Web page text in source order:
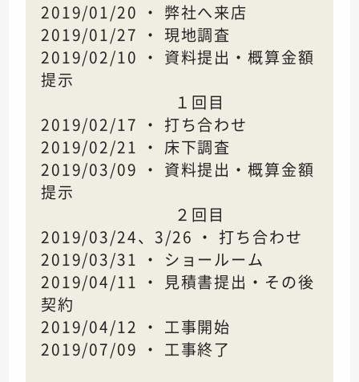
2019/01/20 ・ 弊社へ来店
2019/01/27 ・ 現地調査
2019/02/10 ・ 資料提出・概算金額
提示
１回目
2019/02/17 ・ 打ち合わせ
2019/02/21 ・ 床下調査
2019/03/09 ・ 資料提出・概算金額
提示
２回目
2019/03/24、3/26 ・ 打ち合わせ
2019/03/31 ・ ショールーム
2019/04/11 ・ 見積書提出・その後
契約
2019/04/12 ・ 工事開始
2019/07/09 ・ 工事終了